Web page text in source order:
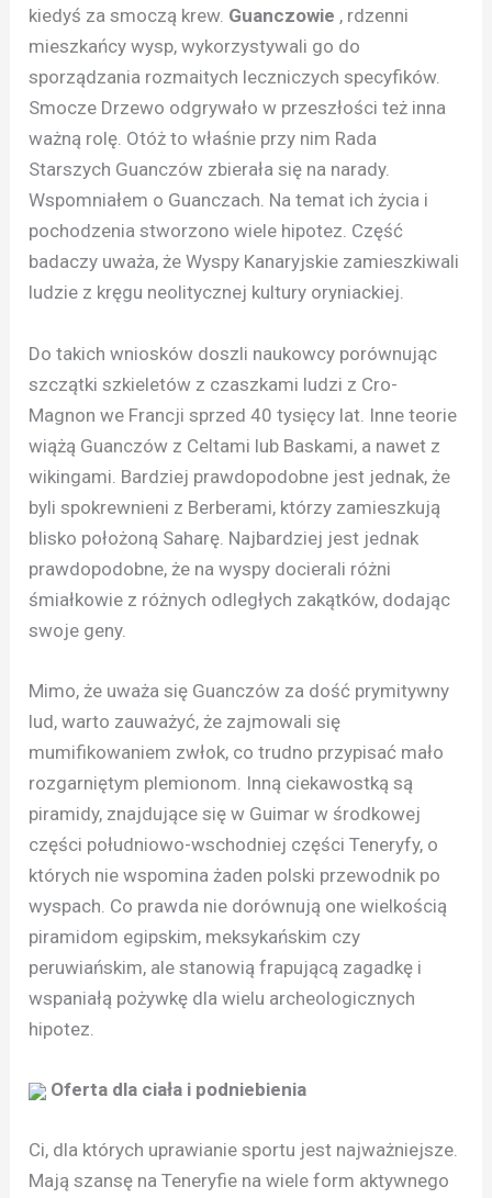
kiedyś za smoczą krew. Guanczowie , rdzenni
mieszkańcy wysp, wykorzystywali go do
sporządzania rozmaitych leczniczych specyfików.
Smocze Drzewo odgrywało w przeszłości też inna
ważną rolę. Otóż to właśnie przy nim Rada
Starszych Guanczów zbierała się na narady.
Wspomniałem o Guanczach. Na temat ich życia i
pochodzenia stworzono wiele hipotez. Część
badaczy uważa, że Wyspy Kanaryjskie zamieszkiwali
ludzie z kręgu neolitycznej kultury oryniackiej.
Do takich wniosków doszli naukowcy porównując
szczątki szkieletów z czaszkami ludzi z Cro-
Magnon we Francji sprzed 40 tysięcy lat. Inne teorie
wiążą Guanczów z Celtami lub Baskami, a nawet z
wikingami. Bardziej prawdopodobne jest jednak, że
byli spokrewnieni z Berberami, którzy zamieszkują
blisko położoną Saharę. Najbardziej jest jednak
prawdopodobne, że na wyspy docierali różni
śmiałkowie z różnych odległych zakątków, dodając
swoje geny.
Mimo, że uważa się Guanczów za dość prymitywny
lud, warto zauważyć, że zajmowali się
mumifikowaniem zwłok, co trudno przypisać mało
rozgarniętym plemionom. Inną ciekawostką są
piramidy, znajdujące się w Guimar w środkowej
części południowo-wschodniej części Teneryfy, o
których nie wspomina żaden polski przewodnik po
wyspach. Co prawda nie dorównują one wielkością
piramidom egipskim, meksykańskim czy
peruwiańskim, ale stanowią frapującą zagadkę i
wspaniałą pożywkę dla wielu archeologicznych
hipotez.
Oferta dla ciała i podniebienia
Ci, dla których uprawianie sportu jest najważniejsze.
Mają szansę na Teneryfie na wiele form aktywnego